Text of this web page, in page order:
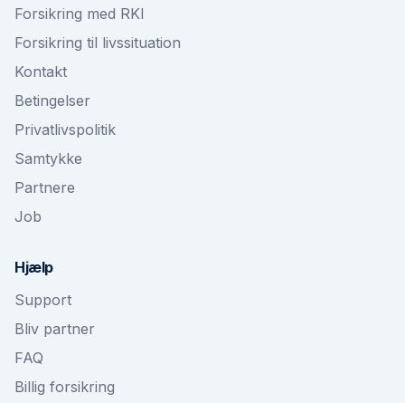
Forsikring med RKI
Forsikring til livssituation
Kontakt
Betingelser
Privatlivspolitik
Samtykke
Partnere
Job
Hjælp
Support
Bliv partner
FAQ
Billig forsikring